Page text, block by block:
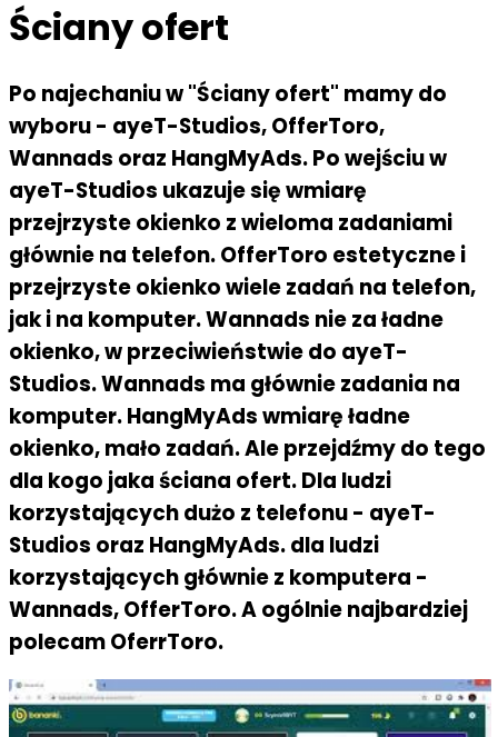
Ściany ofert
Po najechaniu w "Ściany ofert" mamy do
wyboru - ayeT-Studios, OfferToro,
Wannads oraz HangMyAds. Po wejściu w
ayeT-Studios ukazuje się wmiarę
przejrzyste okienko z wieloma zadaniami
głównie na telefon. OfferToro estetyczne i
przejrzyste okienko wiele zadań na telefon,
jak i na komputer. Wannads nie za ładne
okienko, w przeciwieństwie do ayeT-
Studios. Wannads ma głównie zadania na
komputer. HangMyAds wmiarę ładne
okienko, mało zadań. Ale przejdźmy do tego
dla kogo jaka ściana ofert. Dla ludzi
korzystających dużo z telefonu - ayeT-
Studios oraz HangMyAds. dla ludzi
korzystających głównie z komputera -
Wannads, OfferToro. A ogólnie najbardziej
polecam OferrToro.